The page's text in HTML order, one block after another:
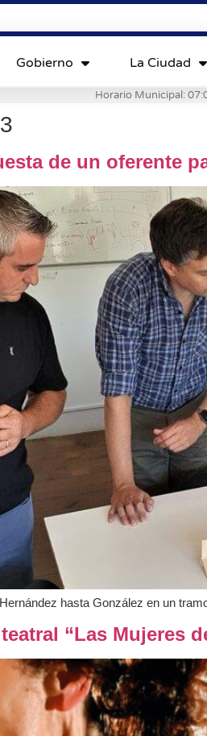
Gobierno La Ciudad
Horario Municipal:
de un oferente
hasta González en un
“Las Mujeres